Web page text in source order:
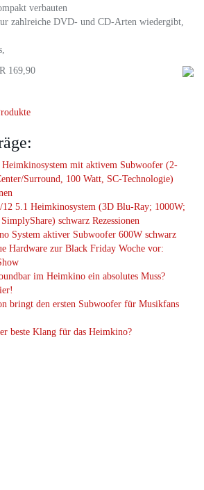
verbauten
zahlreiche DVD- und CD-Arten wiedergibt,
169,90
mit aktivem Subwoofer (2-
Surround, 100 Watt, SC-Technologie)
5.1 Heimkinosystem (3D Blu-Ray; 1000W;
schwarz Rezessionen
System aktiver Subwoofer 600W schwarz
Hardware zur Black Friday Woche vor:
im Heimkino ein absolutes Muss?
bringt den ersten Subwoofer für Musikfans
beste Klang für das Heimkino?